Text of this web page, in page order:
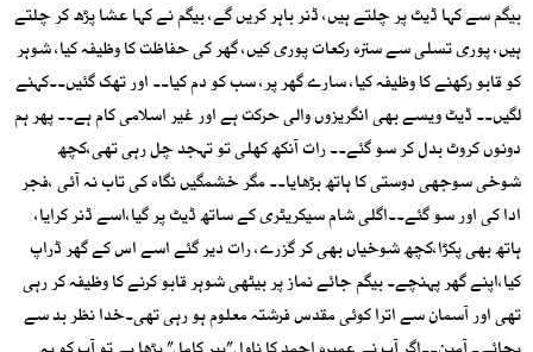
بیگم سے کہا ڈیٹ پر چلتے ہیں، ڈنر باہر کریں گے، بیگم نے کہا عشا پڑھ کر چلتے
ہیں، پوری تسلی سے سترہ رکعات پوری کیں، گھر کی حفاظت کا وظیفہ کیا، شوہر
کو قابو رکھنے کا وظیفہ کیا، سارے گھر پر، سب کو دم کیا۔۔ اور تھک گئیں۔۔کہنے
لگیں۔۔ ڈیٹ ویسے بھی انگریزوں والی حرکت ہے اور غیر اسلامی کام ہے۔۔ پھر ہم
دونوں کروٹ بدل کر سو گئے۔۔ رات آنکھ کھلی تو تہجد چل رہی تھی،کچھ
شوخی سوجھی دوستی کا ہاتھ بڑھایا۔۔ مگر خشمگیں نگاہ کی تاب نہ آئی ،فجر
ادا کی اور سو گئے۔۔اگلی شام سیکریٹری کے ساتھ ڈیٹ پر گیا،اسے ڈنر کرایا،
ہاتھ بھی پکڑا،کچھ شوخیاں بھی کر گزرے، رات دیر گئے اسے اس کے گھر ڈراپ
کیا،اپنے گھر پہنچے۔ بیگم جائے نماز پر بیٹھی شوہر قابو کرنے کا وظیفہ کر رہی
تھی اور آسمان سے اترا کوئی مقدس فرشتہ معلوم ہو رہی تھی۔خدا نظر بد سے